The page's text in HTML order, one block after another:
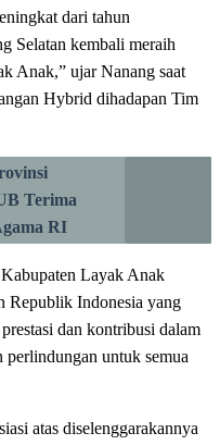
dari tahun
Selatan kembali meraih
Anak,” ujar Nanang saat
Hybrid dihadapan Tim
Terima
RI
Layak Anak
Republik Indonesia yang
dan kontribusi dalam
perlindungan untuk semua
atas diselenggarakannya